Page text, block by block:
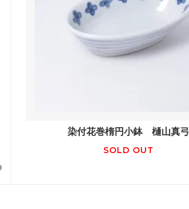
染付花巻楕円小鉢 樋山真弓
SOLD OUT